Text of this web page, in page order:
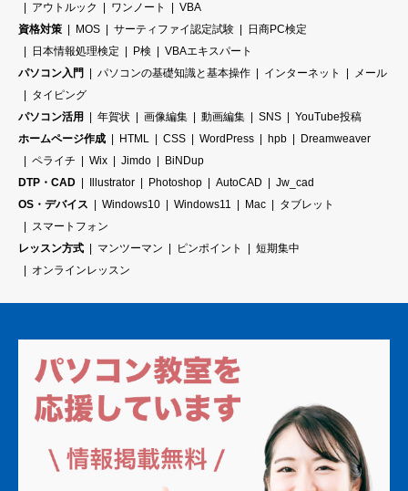
アウトルック
ワンノート
VBA
資格対策
MOS サーティファイ認定試験
日商PC検定
日本情報処理検定
P検
VBAエキスパート
パソコン入門
パソコンの基礎知識と基本操作 インターネット
メール
タイピング
パソコン活用
年賀状 画像編集 動画編集 SNS
YouTube投稿
ホームページ作成
HTML CSS WordPress hpb
Dreamweaver
ペライチ
Wix Jimdo
BiNDup
DTP・CAD
Illustrator Photoshop AutoCAD
Jw_cad
OS・デバイス
Windows10 Windows11 Mac
タブレット
スマートフォン
レッスン方式
マンツーマン ピンポイント
短期集中
オンラインレッスン